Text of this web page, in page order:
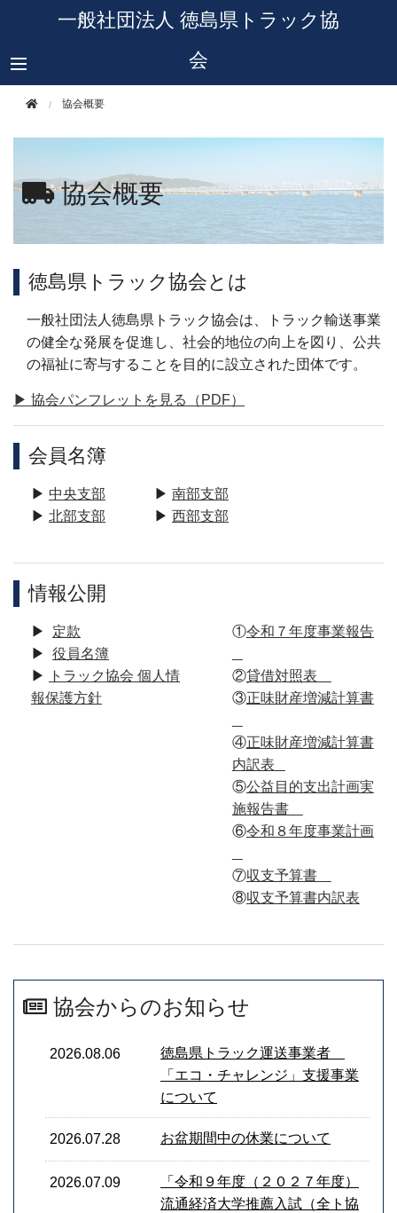
一般社団法人 徳島県トラック協
会
協会概要
協会概要
徳島県トラック協会とは
一般社団法人徳島県トラック協会は、トラック輸送事業
の健全な発展を促進し、社会的地位の向上を図り、公共
の福祉に寄与することを目的に設立された団体です。
▶ 協会パンフレットを見る（PDF）
会員名簿
▶ 中央支部
▶ 北部支部
▶ 南部支部
▶ 西部支部
情報公開
▶︎ 定款
▶︎ 役員名簿
▶︎
トラック協会 個人情
報保護方針
①令和７年度事業報告
②貸借対照表
③正味財産増減計算書
④正味財産増減計算書
内訳表
⑤公益目的支出計画実
施報告書
⑥令和８年度事業計画
⑦収支予算書
⑧収支予算書内訳表
協会からのお知らせ
2026.08.06
徳島県トラック運送事業者
「エコ・チャレンジ」支援事業
について
2026.07.28 お盆期間中の休業について
2026.07.09
「令和９年度（２０２７年度）
流通経済大学推薦入試（全ト協